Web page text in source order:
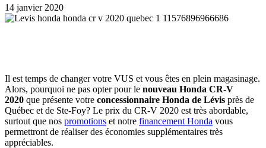
14 janvier 2020
Il est temps de changer votre VUS et vous êtes en plein magasinage.
Alors, pourquoi ne pas opter pour le nouveau Honda CR-V
2020 que présente votre concessionnaire Honda de Lévis près de
Québec et de Ste-Foy? Le prix du CR-V 2020 est très abordable,
surtout que nos promotions et notre financement Honda vous
permettront de réaliser des économies supplémentaires très
appréciables.